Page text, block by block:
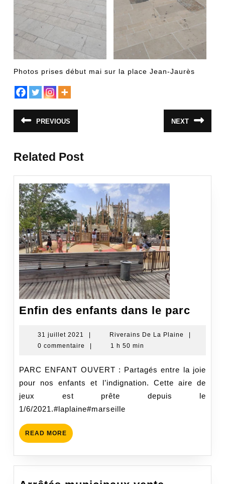
Photos prises début mai sur la place Jean-Jaurès
Navigation
de
PREVIOUS
précédent
NEXT
suivant
Related Post
Enfin des enfants dans le parc
parc
31 juillet 2021
31
juillet
| Riverains De La Plaine
Riverains
Plaine
|
0 commentaire
| 1 h 50 min
PARC ENFANT OUVERT : Partagés entre la joie
pour nos enfants et l’indignation. Cette aire de
jeux est prête depuis le
1/6/2021.#laplaine#marseille
READ MORE READ
MORE